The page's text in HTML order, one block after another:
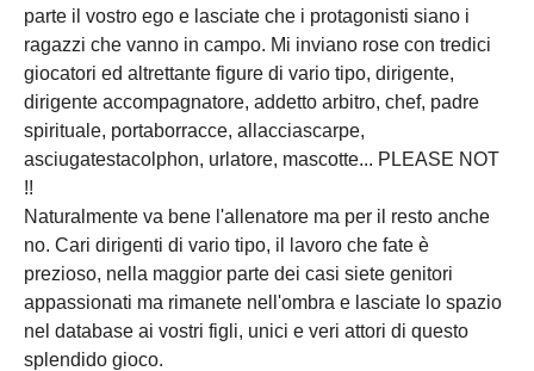
parte il vostro ego e lasciate che i protagonisti siano i
ragazzi che vanno in campo. Mi inviano rose con tredici
giocatori ed altrettante figure di vario tipo, dirigente,
dirigente accompagnatore, addetto arbitro, chef, padre
spirituale, portaborracce, allacciascarpe,
asciugatestacolphon, urlatore, mascotte... PLEASE NOT
!!
Naturalmente va bene l'allenatore ma per il resto anche
no. Cari dirigenti di vario tipo, il lavoro che fate è
prezioso, nella maggior parte dei casi siete genitori
appassionati ma rimanete nell'ombra e lasciate lo spazio
nel database ai vostri figli, unici e veri attori di questo
splendido gioco.